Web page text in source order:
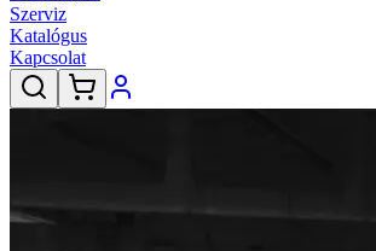
Szerviz
Katalógus
Kapcsolat